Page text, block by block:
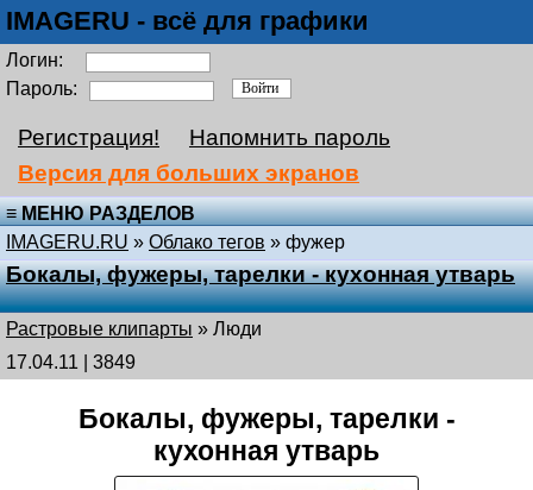
IMAGERU - всё для графики
Логин:
Пароль:
Регистрация!
Напомнить пароль
Версия для больших экранов
≡ МЕНЮ РАЗДЕЛОВ
IMAGERU.RU » Облако тегов » фужер
Бокалы, фужеры, тарелки - кухонная утварь
Растровые клипарты » Люди
17.04.11 | 3849
Бокалы, фужеры, тарелки -
кухонная утварь